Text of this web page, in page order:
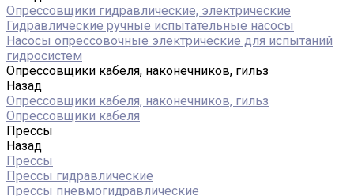
Опрессовщики гидравлические, электрические
Гидравлические ручные испытательные насосы
Насосы опрессовочные электрические для испытаний
гидросистем
Опрессовщики кабеля, наконечников, гильз
Назад
Опрессовщики кабеля, наконечников, гильз
Опрессовщики кабеля
Прессы
Назад
Прессы
Прессы гидравлические
Прессы пневмогидравлические